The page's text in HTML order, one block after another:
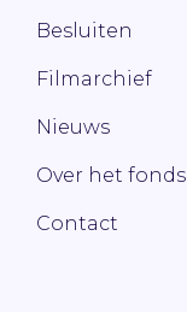
Besluiten
Filmarchief
Nieuws
Over het fonds
Contact